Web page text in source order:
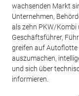
wachsenden Markt
Unternehmen,
als zehn PKW/
Geschäftsführer,
greifen auf Autoflotte
auszumachen,
und sich über
informieren.